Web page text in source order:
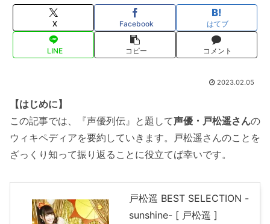
X Facebook はてブ
LINE コピー コメント
2023.02.05
【はじめに】
この記事では、『声優列伝』と題して声優・戸松遥さんの
ウィキペディアを要約していきます。戸松遥さんのことを
ざっくり知って振り返ることに役立てば幸いです。
戸松遥 BEST SELECTION -
sunshine- [ 戸松遥 ]